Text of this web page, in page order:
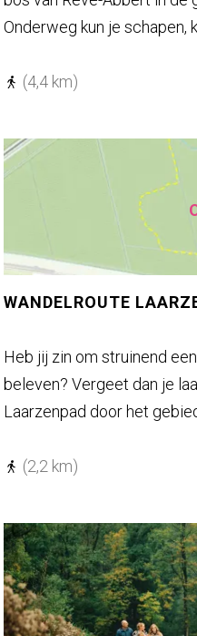
n
e
r
o
S
t
b
b
e
r
t
e
Onderweg kun je schapen,
(4,4 km)
WANDELROUTE
W
a
n
e
r
o
u
t
e
Heb jij zin om struinend
beleven? Vergeet dan je
Laarzenpad door het
(2,2 km)